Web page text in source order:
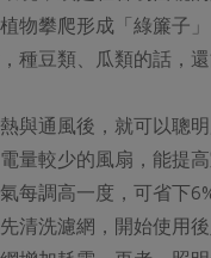
物攀爬形成「綠簾子
種豆類、瓜類的話，還
與通風後，就可以聰
量較少的風扇，能提
每調高一度，可省下
清洗濾網，開始使用